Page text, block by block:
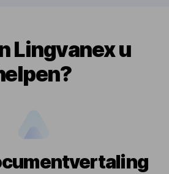
Lingvanex u